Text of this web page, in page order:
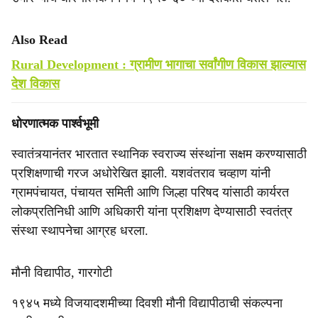
Also Read
Rural Development : ग्रामीण भागाचा सर्वांगीण विकास झाल्यास
देश विकास
धोरणात्मक पार्श्वभूमी
स्वातंत्र्यानंतर भारतात स्थानिक स्वराज्य संस्थांना सक्षम करण्यासाठी
प्रशिक्षणाची गरज अधोरेखित झाली. यशवंतराव चव्हाण यांनी
ग्रामपंचायत, पंचायत समिती आणि जिल्हा परिषद यांसाठी कार्यरत
लोकप्रतिनिधी आणि अधिकारी यांना प्रशिक्षण देण्यासाठी स्वतंत्र
संस्था स्थापनेचा आग्रह धरला.
मौनी विद्यापीठ, गारगोटी
१९४५ मध्ये विजयादशमीच्या दिवशी मौनी विद्यापीठाची संकल्पना